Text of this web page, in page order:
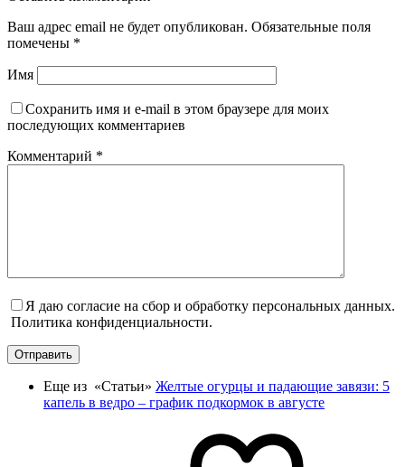
Ваш адрес email не будет опубликован. Обязательные поля
помечены *
Имя
Сохранить имя и e-mail в этом браузере для моих
последующих комментариев
Комментарий *
Я даю согласие на сбор и обработку персональных данных.
Политика конфиденциальности.
Отправить
Еще из «Статьи» Желтые огурцы и падающие завязи: 5
капель в ведро – график подкормок в августе